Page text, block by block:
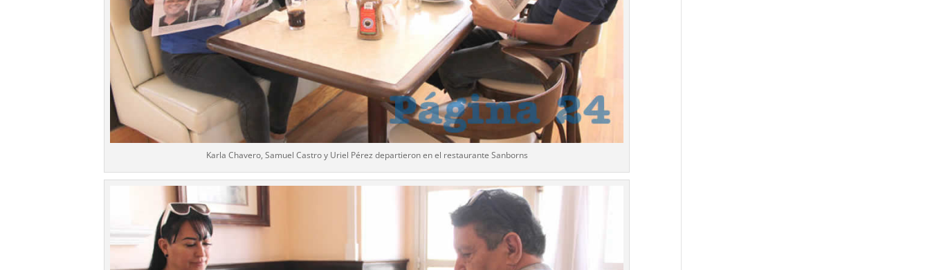
Karla Chavero, Samuel Castro y Uriel Pérez departieron en el restaurante Sanborns